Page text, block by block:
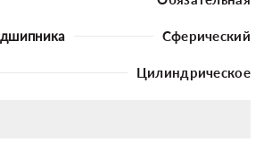
Сферический
Цилиндрическое